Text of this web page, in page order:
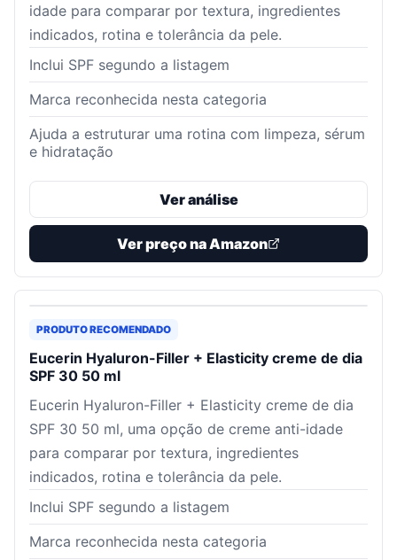
idade para comparar por textura, ingredientes
indicados, rotina e tolerância da pele.
Inclui SPF segundo a listagem
Marca reconhecida nesta categoria
Ajuda a estruturar uma rotina com limpeza, sérum
e hidratação
Ver análise
Ver preço na Amazon
PRODUTO RECOMENDADO
Eucerin Hyaluron-Filler + Elasticity creme de dia
SPF 30 50 ml
Eucerin Hyaluron-Filler + Elasticity creme de dia
SPF 30 50 ml, uma opção de creme anti-idade
para comparar por textura, ingredientes
indicados, rotina e tolerância da pele.
Inclui SPF segundo a listagem
Marca reconhecida nesta categoria